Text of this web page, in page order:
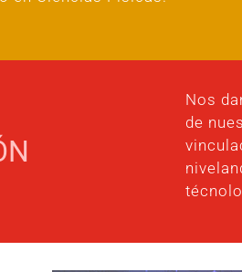
Nos
de